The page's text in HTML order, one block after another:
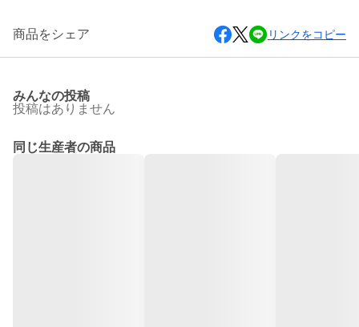
商品をシェア リンクをコピー
みんなの投稿
投稿はありません
同じ生産者の商品